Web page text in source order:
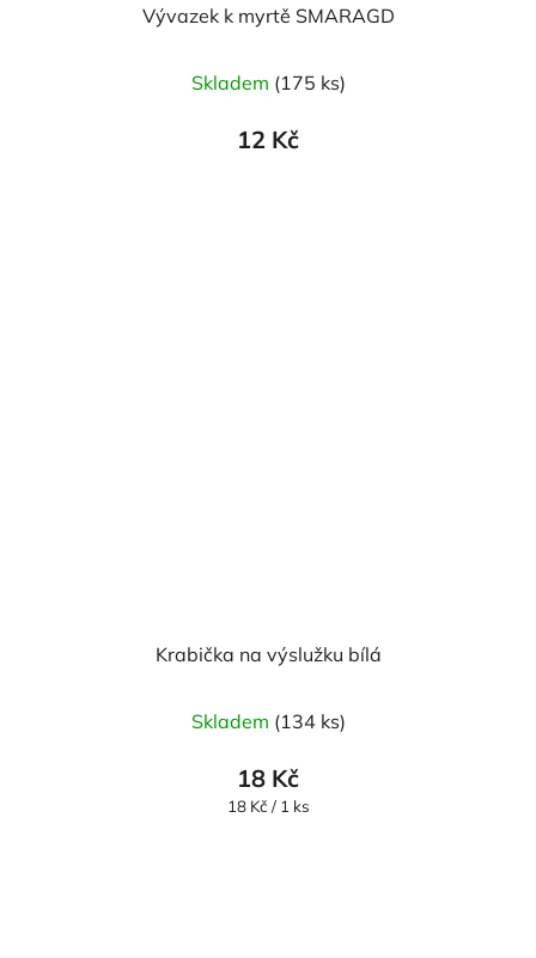
Vývazek k myrtě SMARAGD
Skladem (175 ks)
12 Kč
Krabička na výslužku bílá
Skladem (134 ks)
18 Kč
Měrná
18 Kč / 1 ks